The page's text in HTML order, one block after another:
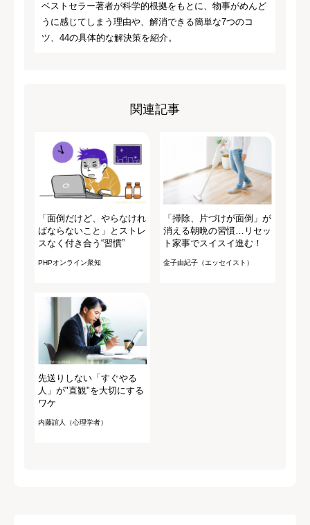
ベストセラー著者が科学的根拠をもとに、物事がめんど
うに感じてしまう理由や、解消できる簡単な7つのコ
ツ、44の具体的な解決策を紹介。
関連記事
「面倒だけど、やらなけれ
ばならないこと」とストレ
スなく付き合う“習慣”
PHPオンライン衆知
「掃除、片づけが面倒」が
消える朝晩の習慣…リセッ
ト家事でスイスイ進む！
金子由紀子（エッセイスト）
先送りしない「すぐやる
人」が"直観"を大切にする
ワケ
内藤誼人（心理学者）